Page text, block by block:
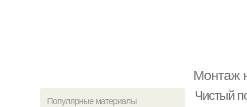
Монтаж
Популярные материалы Чистый